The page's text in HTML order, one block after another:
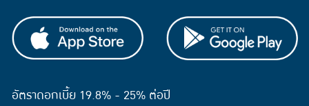
อัตราดอกเบี้ย 19.8% - 25% ต่อปี